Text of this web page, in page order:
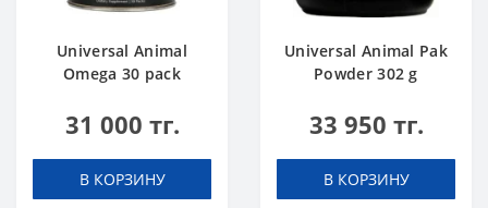
Universal Animal
Omega 30 pack
31 000 тг.
В КОРЗИНУ
Universal Animal Pak
Powder 302 g
33 950 тг.
В КОРЗИНУ